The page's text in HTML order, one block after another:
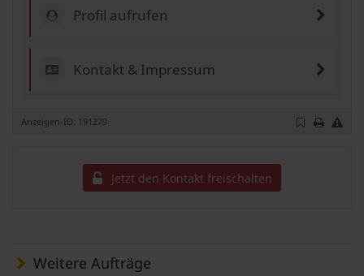
Profil aufrufen
Kontakt & Impressum
Anzeigen-ID: 191279
Jetzt den Kontakt freischalten
Weitere Aufträge